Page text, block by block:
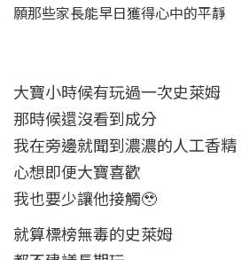
願那些家長能早日獲得心中的平靜
大寶小時候有玩過一次史萊姆
那時候還沒看到成分
我在旁邊就聞到濃濃的人工香精
心想即便大寶喜歡
我也要少讓他接觸🥹
就算標榜無毒的史萊姆